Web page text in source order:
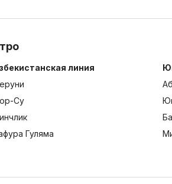
линия
Су
Гуляма